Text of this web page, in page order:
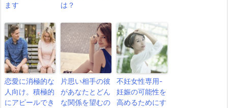
ます
は？
恋愛に消極的な
人向け。積極的
にアピールでき
片思い相手の彼
があなたとどん
な関係を望むの
不妊女性専用-
妊娠の可能性を
高めるためにす